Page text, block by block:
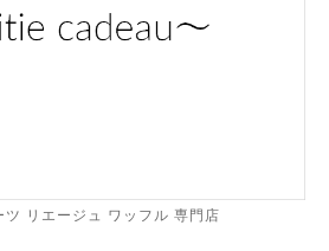
ツ リエージュ ワッフル 専門店